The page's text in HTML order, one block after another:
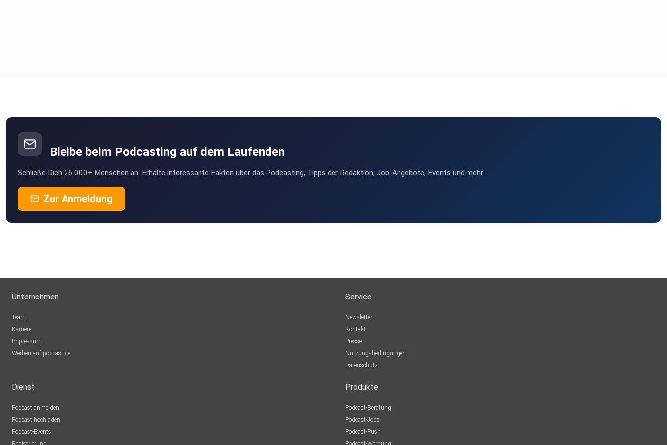
Bleibe beim Podcasting auf dem Laufenden
Schließe Dich 26.000+ Menschen an. Erhalte interessante Fakten über das Podcasting, Tipps der Redaktion, Job-Angebote, Events und mehr.
Zur Anmeldung
Unternehmen
Team
Karriere
Impressum
Werben auf podcast.de
Service
Newsletter
Kontakt
Presse
Nutzungsbedingungen
Datenschutz
Dienst
Podcast anmelden
Podcast hochladen
Podcast-Events
Registrierung
Produkte
Podcast-Beratung
Podcast-Jobs
Podcast-Push
Podcast-Werbung